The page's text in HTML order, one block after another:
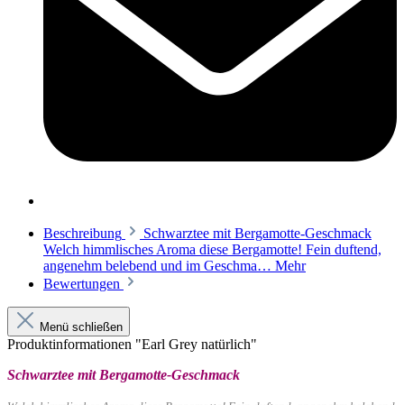
Beschreibung
Schwarztee mit Bergamotte-Geschmack
Welch himmlisches Aroma diese Bergamotte! Fein duftend,
angenehm belebend und im Geschma… Mehr
Bewertungen
Menü schließen
Produktinformationen "Earl Grey natürlich"
Schwarztee mit Bergamotte-Geschmack